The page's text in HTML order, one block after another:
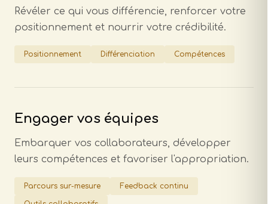
Révéler ce qui vous différencie, renforcer votre
positionnement et nourrir votre crédibilité.
Positionnement Différenciation Compétences
Engager vos équipes
Embarquer vos collaborateurs, développer
leurs compétences et favoriser l'appropriation.
Parcours sur-mesure Feedback continu